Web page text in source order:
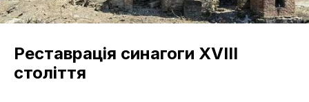
Реставрація синагоги XVIII
століття